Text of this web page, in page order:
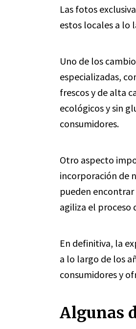
Las fotos
estos locales a lo
Uno de los
especializadas,
frescos y de alta
ecológicos y sin
consumidores.
Otro aspecto
incorporación de
pueden
agiliza el proceso
En definitiva, la
a lo largo de los
consumidores y
Algunas